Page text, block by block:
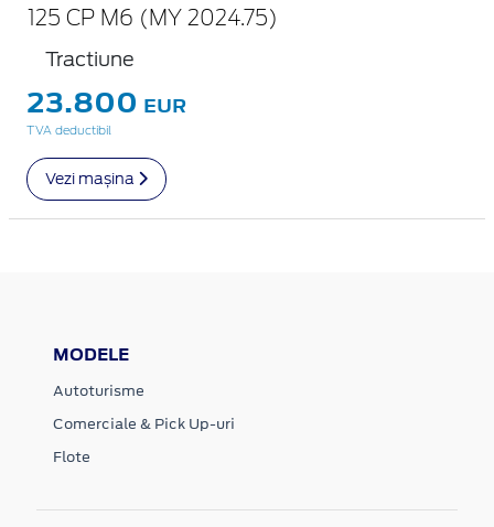
125 CP M6 (MY 2024.75)
Tractiune
23.800 EUR
TVA deductibil
Vezi mașina
MODELE
Autoturisme
Comerciale & Pick Up-uri
Flote